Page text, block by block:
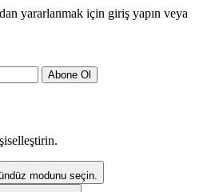
yararlanmak için giriş yapın veya
Abone Ol
modunu seçin.